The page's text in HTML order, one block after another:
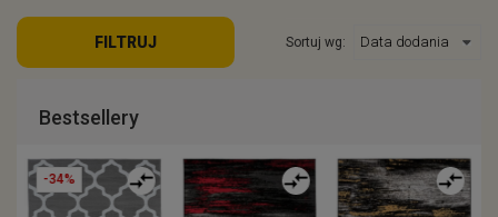
WIĘCEJ
FILTRUJ Sortuj wg:
Bestsellery
-34%